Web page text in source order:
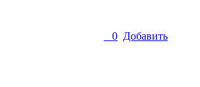
0 Добавить